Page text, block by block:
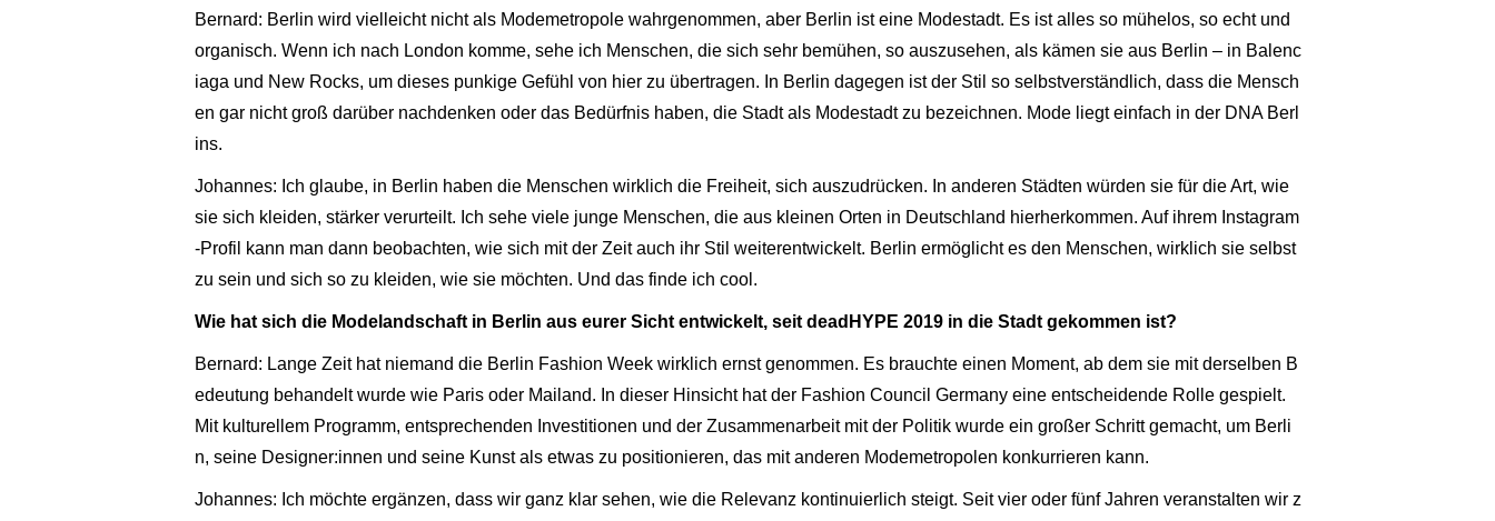
Bernard: Berlin wird vielleicht nicht als Modemetropole wahrgenommen, aber Berlin ist eine Modestadt. Es ist alles so mühelos, so echt und
organisch. Wenn ich nach London komme, sehe ich Menschen, die sich sehr bemühen, so auszusehen, als kämen sie aus Berlin – in Balenc
iaga und New Rocks, um dieses punkige Gefühl von hier zu übertragen. In Berlin dagegen ist der Stil so selbstverständlich, dass die Mensch
en gar nicht groß darüber nachdenken oder das Bedürfnis haben, die Stadt als Modestadt zu bezeichnen. Mode liegt einfach in der DNA Berl
ins.
Johannes: Ich glaube, in Berlin haben die Menschen wirklich die Freiheit, sich auszudrücken. In anderen Städten würden sie für die Art, wie
sie sich kleiden, stärker verurteilt. Ich sehe viele junge Menschen, die aus kleinen Orten in Deutschland hierherkommen. Auf ihrem Instagram
-Profil kann man dann beobachten, wie sich mit der Zeit auch ihr Stil weiterentwickelt. Berlin ermöglicht es den Menschen, wirklich sie selbst
zu sein und sich so zu kleiden, wie sie möchten. Und das finde ich cool.
Wie hat sich die Modelandschaft in Berlin aus eurer Sicht entwickelt, seit deadHYPE 2019 in die Stadt gekommen ist?
Bernard: Lange Zeit hat niemand die Berlin Fashion Week wirklich ernst genommen. Es brauchte einen Moment, ab dem sie mit derselben B
edeutung behandelt wurde wie Paris oder Mailand. In dieser Hinsicht hat der Fashion Council Germany eine entscheidende Rolle gespielt.
Mit kulturellem Programm, entsprechenden Investitionen und der Zusammenarbeit mit der Politik wurde ein großer Schritt gemacht, um Berli
n, seine Designer:innen und seine Kunst als etwas zu positionieren, das mit anderen Modemetropolen konkurrieren kann.
Johannes: Ich möchte ergänzen, dass wir ganz klar sehen, wie die Relevanz kontinuierlich steigt. Seit vier oder fünf Jahren veranstalten wir z